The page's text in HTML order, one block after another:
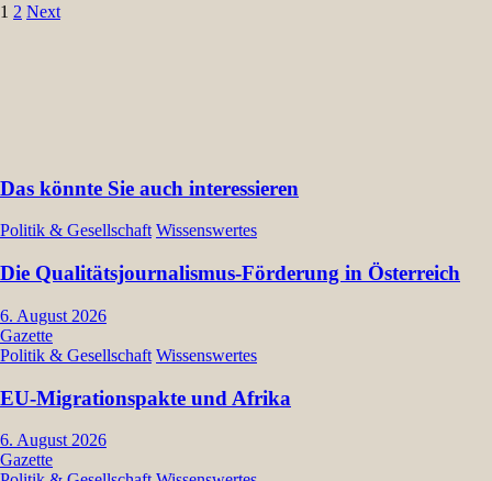
Seitennummerierung
1 2 Next
Das könnte Sie auch interessieren
Politik & Gesellschaft Wissenswertes
Die Qualitätsjournalismus-Förderung in Österreich
6. August 2026
Gazette
Politik & Gesellschaft Wissenswertes
EU-Migrationspakte und Afrika
6. August 2026
Gazette